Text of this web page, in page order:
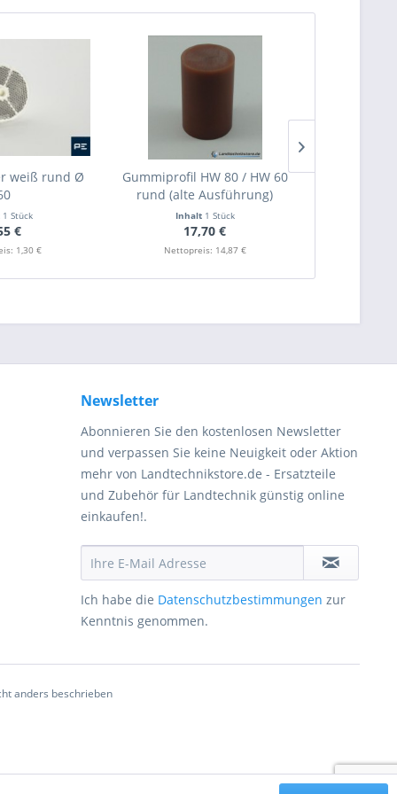
weiß rund Ø
1 Stück
€
1,30 €
Gummiprofil HW 80 / HW 60
rund (alte Ausführung)
Inhalt 1 Stück
17,70 €
Nettopreis: 14,87 €
Newsletter
Abonnieren Sie den kostenlosen Newsletter
und verpassen Sie keine Neuigkeit oder Aktion
mehr von Landtechnikstore.de - Ersatzteile
und Zubehör für Landtechnik günstig online
einkaufen!.
Ich habe die Datenschutzbestimmungen zur
Kenntnis genommen.
anders beschrieben